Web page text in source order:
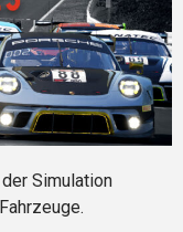
Simulation